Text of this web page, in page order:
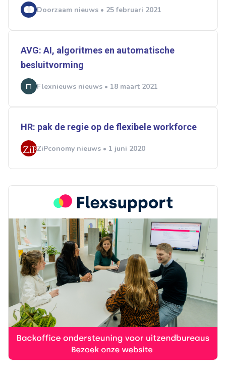
Doorzaam nieuws • 25 februari 2021
AVG: AI, algoritmes en automatische
besluitvorming
Flexnieuws nieuws • 18 maart 2021
HR: pak de regie op de flexibele workforce
ZiPconomy nieuws • 1 juni 2020